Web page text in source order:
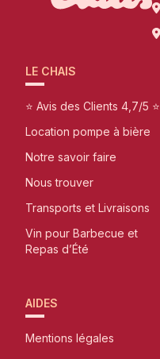
LE CHAIS
⭐ Avis des Clients 4,7/5 ⭐
Location pompe à bière
Notre savoir faire
Nous trouver
Transports et Livraisons
Vin pour Barbecue et
Repas d’Été
AIDES
Mentions légales